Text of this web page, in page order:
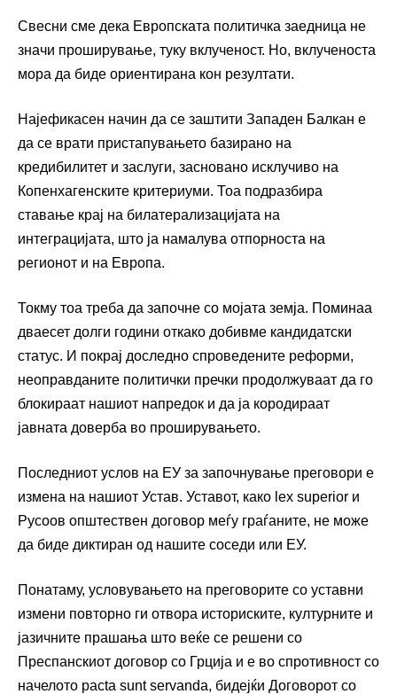
Свесни сме дека Европската политичка заедница не
значи проширување, туку вклученост. Но, вклученоста
мора да биде ориентирана кон резултати.
Најефикасен начин да се заштити Западен Балкан е
да се врати пристапувањето базирано на
кредибилитет и заслуги, засновано исклучиво на
Копенхагенските критериуми. Тоа подразбира
ставање крај на билатерализацијата на
интеграцијата, што ја намалува отпорноста на
регионот и на Европа.
Токму тоа треба да започне со мојата земја. Поминаа
дваесет долги години откако добивме кандидатски
статус. И покрај доследно спроведените реформи,
неоправданите политички пречки продолжуваат да го
блокираат нашиот напредок и да ја кородираат
јавната доверба во проширувањето.
Последниот услов на ЕУ за започнување преговори е
измена на нашиот Устав. Уставот, како lex superior и
Русоов општествен договор меѓу граѓаните, не може
да биде диктиран од нашите соседи или ЕУ.
Понатаму, условувањето на преговорите со уставни
измени повторно ги отвора историските, културните и
јазичните прашања што веќе се решени со
Преспанскиот договор со Грција и е во спротивност со
начелото pacta sunt servanda, бидејќи Договорот со